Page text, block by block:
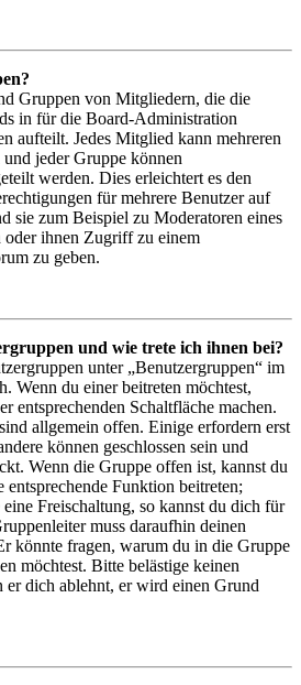
Gruppen von Mitgliedern, die die
in für die Board-Administration
aufteilt. Jedes Mitglied kann mehreren
jeder Gruppe können
werden. Dies erleichtert es den
für mehrere Benutzer auf
sie zum Beispiel zu Moderatoren eines
oder ihnen Zugriff zu einem
zu geben.
und wie trete ich ihnen bei?
unter „Benutzergruppen“ im
Wenn du einer beitreten möchtest,
entsprechenden Schaltfläche machen.
allgemein offen. Einige erfordern erst
können geschlossen sein und
Wenn die Gruppe offen ist, kannst du
Funktion beitreten;
Freischaltung, so kannst du dich für
muss daraufhin deinen
könnte fragen, warum du in die Gruppe
möchtest. Bitte belästige keinen
er dich ablehnt, er wird einen Grund